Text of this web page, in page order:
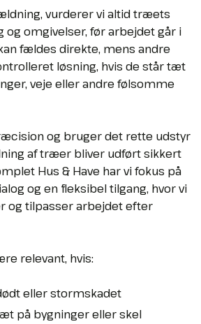
vurderer vi altid træets
og omgivelser, før arbejdet går i
fældes direkte, mens andre
løsning, hvis de står tæt
veje eller andre følsomme
og bruger det rette udstyr
af træer bliver udført sikkert
Hus & Have har vi fokus på
og en fleksibel tilgang, hvor vi
og tilpasser arbejdet efter
relevant, hvis:
eller stormskadet
på bygninger eller skel